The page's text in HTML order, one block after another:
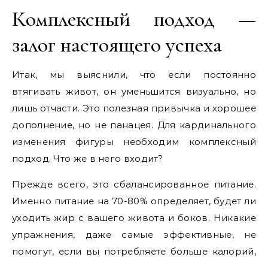
Комплексный подход —
залог настоящего успеха
Итак, мы выяснили, что если постоянно
втягивать живот, он уменьшится визуально, но
лишь отчасти. Это полезная привычка и хорошее
дополнение, но не панацея. Для кардинального
изменения фигуры необходим комплексный
подход. Что же в него входит?
Прежде всего, это сбалансированное питание.
Именно питание на 70-80% определяет, будет ли
уходить жир с вашего живота и боков. Никакие
упражнения, даже самые эффективные, не
помогут, если вы потребляете больше калорий,